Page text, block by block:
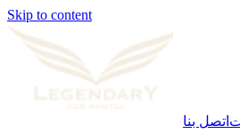
Skip to content
اتصل بنا